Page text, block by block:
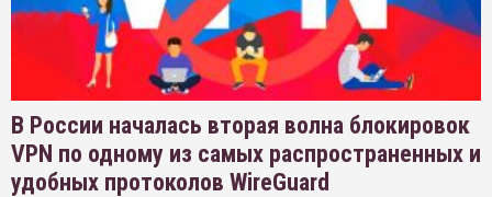
В России началась вторая волна блокировок
VPN по одному из самых распространенных и
удобных протоколов WireGuard